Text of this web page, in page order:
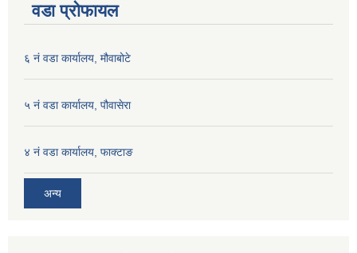
वडा प्रोफायल
६ नं वडा कार्यालय, मौवाबोटे
५ नं वडा कार्यालय, पौवासेरा
४ नं वडा कार्यालय, फाक्टाङ
अन्य